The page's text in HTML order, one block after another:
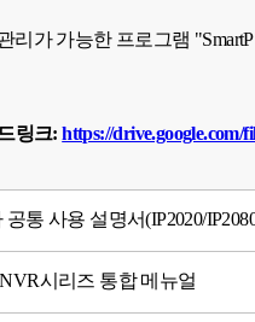
리가 가능한 프로그램
링크:https://
공통 사용 설명서(IP2020/
시리즈 통합 메뉴얼